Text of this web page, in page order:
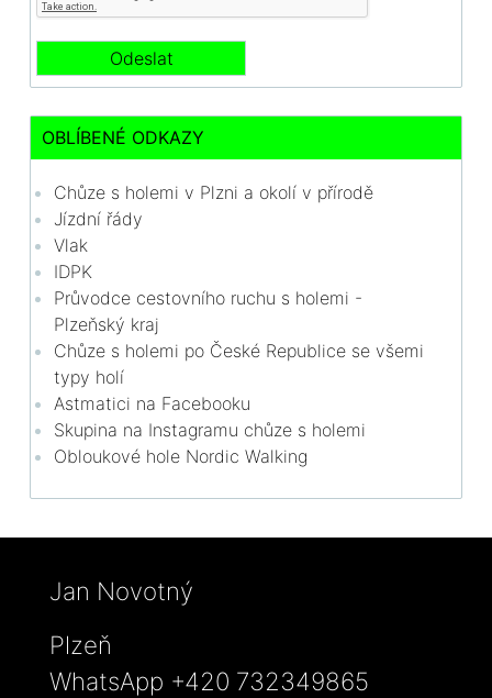
OBLÍBENÉ ODKAZY
Chůze s holemi v Plzni a okolí v přírodě
Jízdní řády
Vlak
IDPK
Průvodce cestovního ruchu s holemi -
Plzeňský kraj
Chůze s holemi po České Republice se všemi
typy holí
Astmatici na Facebooku
Skupina na Instagramu chůze s holemi
Obloukové hole Nordic Walking
Jan Novotný
Plzeň
WhatsApp +420 732349865